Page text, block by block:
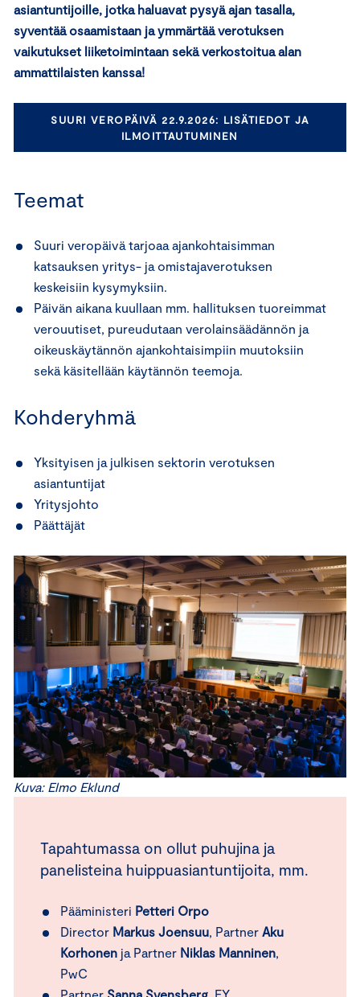
asiantuntijoille, jotka haluavat pysyä ajan tasalla,
syventää osaamistaan ja ymmärtää verotuksen
vaikutukset liiketoimintaan sekä verkostoitua alan
ammattilaisten kanssa!
SUURI VEROPÄIVÄ 22.9.2026: LISÄTIEDOT JA
ILMOITTAUTUMINEN
Teemat
Suuri veropäivä tarjoaa ajankohtaisimman
katsauksen yritys- ja omistajaverotuksen
keskeisiin kysymyksiin.
Päivän aikana kuullaan mm. hallituksen tuoreimmat
verouutiset, pureudutaan verolainsäädännön ja
oikeuskäytännön ajankohtaisimpiin muutoksiin
sekä käsitellään käytännön teemoja.
Kohderyhmä
Yksityisen ja julkisen sektorin verotuksen
asiantuntijat
Yritysjohto
Päättäjät
Kuva: Elmo Eklund
Tapahtumassa on ollut puhujina ja
panelisteina huippuasiantuntijoita, mm.
Pääministeri Petteri Orpo
Director Markus Joensuu, Partner Aku
Korhonen ja Partner Niklas Manninen,
PwC